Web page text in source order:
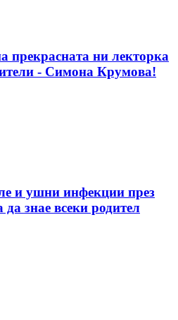
прекрасната ни лекторка
- Симона Крумова!
и ушни инфекции през
знае всеки родител